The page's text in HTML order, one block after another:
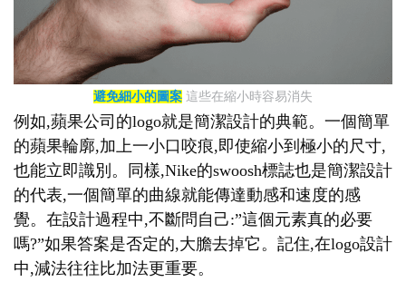
避免細小的圖案 這些在縮小時容易消失
例如,蘋果公司的logo就是簡潔設計的典範。一個簡單
的蘋果輪廓,加上一小口咬痕,即使縮小到極小的尺寸,
也能立即識別。同樣,Nike的swoosh標誌也是簡潔設計
的代表,一個簡單的曲線就能傳達動感和速度的感
覺。在設計過程中,不斷問自己:”這個元素真的必要
嗎?”如果答案是否定的,大膽去掉它。記住,在logo設計
中,減法往往比加法更重要。